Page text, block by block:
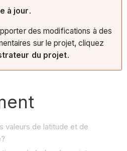
à jour.
des modifications à des
sur le projet, cliquez
du projet.
valeurs de latitude et de